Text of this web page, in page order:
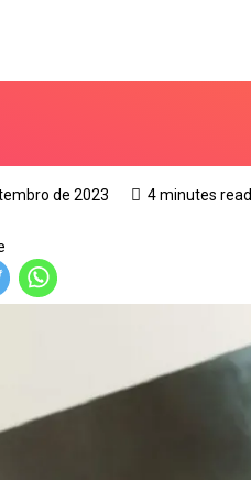
de 2023 4 minutes read